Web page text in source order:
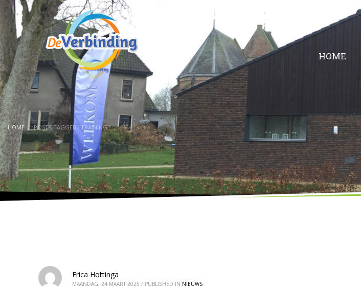
HOME
HOME POSTS TAGGED "TRAINING"
Erica Hottinga
MAANDAG, 24 MAART 2025 / PUBLISHED IN NIEUWS